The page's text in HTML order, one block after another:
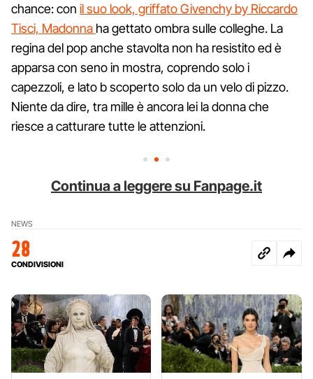
chance: con il suo look, griffato Givenchy by Riccardo
Tisci, Madonna ha gettato ombra sulle colleghe. La
regina del pop anche stavolta non ha resistito ed è
apparsa con seno in mostra, coprendo solo i
capezzoli, e lato b scoperto solo da un velo di pizzo.
Niente da dire, tra mille è ancora lei la donna che
riesce a catturare tutte le attenzioni.
Continua a leggere su Fanpage.it
NEWS
28
CONDIVISIONI